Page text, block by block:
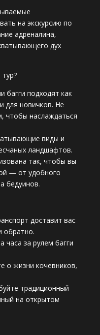
на экскурсию по
адреналина,
дух
багги подходят как
для новичков. Не
чтобы наслаждаться
виды и
ландшафтов.
так, чтобы вы
— от удобного
бедуинов.
доставит вас
обратно.
за рулем багги
о жизни кочевников,
традиционный
на открытом